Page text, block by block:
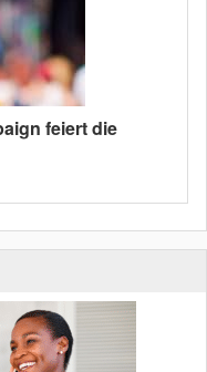
feiert die